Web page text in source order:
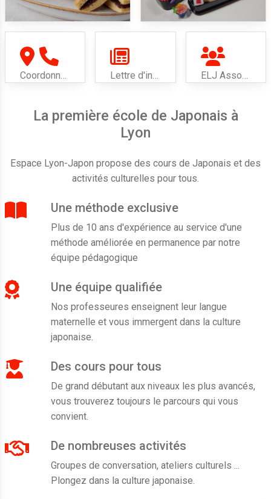
La première école de Japonais à
Lyon
Espace Lyon-Japon propose des cours de Japonais et des
activités culturelles pour tous.
Une méthode exclusive
Plus de 10 ans d'expérience au service d'une
méthode améliorée en permanence par notre
équipe pédagogique
Une équipe qualifiée
Nos professeures enseignent leur langue
maternelle et vous immergent dans la culture
japonaise.
Des cours pour tous
De grand débutant aux niveaux les plus avancés,
vous trouverez toujours le parcours qui vous
convient.
De nombreuses activités
Groupes de conversation, ateliers culturels ...
Plongez dans la culture japonaise.